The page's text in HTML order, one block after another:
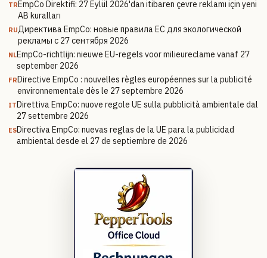
TREmpCo Direktifi: 27 Eylül 2026'dan itibaren çevre reklamı için yeni
AB kuralları
RUДиректива EmpCo: новые правила ЕС для экологической
рекламы с 27 сентября 2026
NLEmpCo-richtlijn: nieuwe EU-regels voor milieureclame vanaf 27
september 2026
FRDirective EmpCo : nouvelles règles européennes sur la publicité
environnementale dès le 27 septembre 2026
ITDirettiva EmpCo: nuove regole UE sulla pubblicità ambientale dal
27 settembre 2026
ESDirectiva EmpCo: nuevas reglas de la UE para la publicidad
ambiental desde el 27 de septiembre de 2026